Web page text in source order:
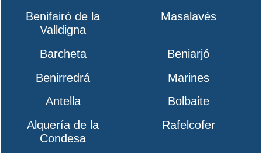
Benifairó de la
Valldigna
Masalavés
Barcheta
Beniarjó
Benirredrá
Marines
Antella
Bolbaite
Alquería de la
Condesa
Rafelcofer